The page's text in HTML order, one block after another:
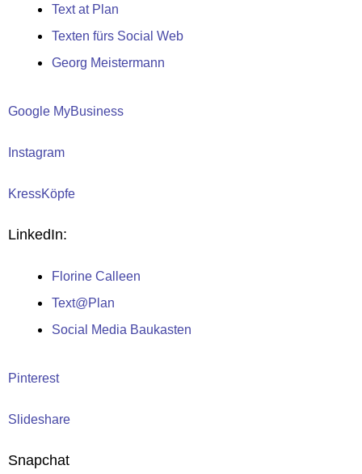
Text at Plan
Texten fürs Social Web
Georg Meistermann
Google MyBusiness
Instagram
KressKöpfe
LinkedIn:
Florine Calleen
Text@Plan
Social Media Baukasten
Pinterest
Slideshare
Snapchat